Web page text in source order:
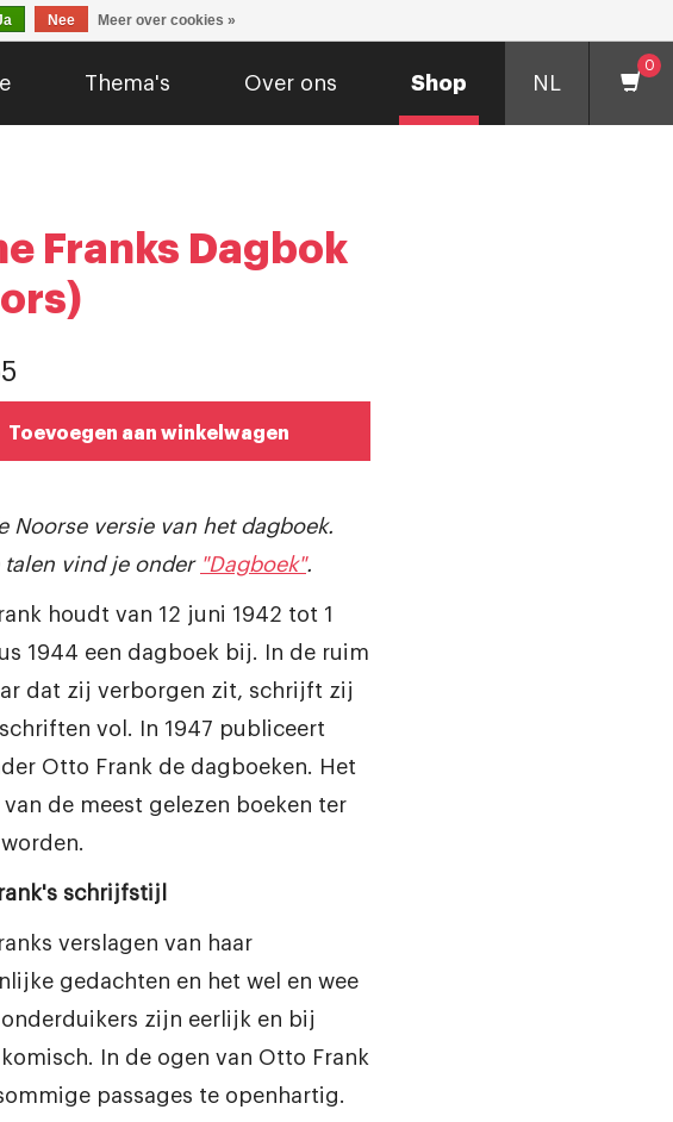
Thema's Over ons Shop NL
0
Franks Dagbok
Toevoegen aan winkelwagen
Noorse versie van het dagboek.
talen vind je onder "Dagboek".
houdt van 12 juni 1942 tot 1
1944 een dagboek bij. In de ruim
dat zij verborgen zit, schrijft zij
vol. In 1947 publiceert
Otto Frank de dagboeken. Het
van de meest gelezen boeken ter
schrijfstijl
verslagen van haar
gedachten en het wel en wee
zijn eerlijk en bij
In de ogen van Otto Frank
passages te openhartig.
Nee Meer over cookies »